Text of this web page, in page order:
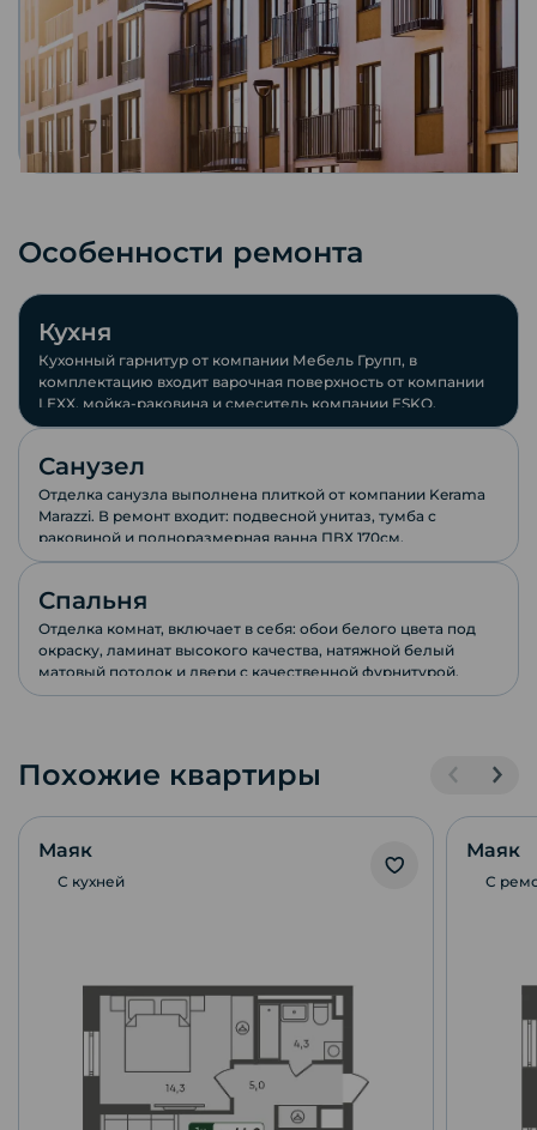
Особенности ремонта
Кухня
Кухонный гарнитур от компании Мебель Групп, в
комплектацию входит варочная поверхность от компании
LEXX, мойка-раковина и смеситель компании ESKO.
Санузел
Отделка санузла выполнена плиткой от компании Keramа
Marazzi. В ремонт входит: подвесной унитаз, тумба с
раковиной и полноразмерная ванна ПВХ 170см.
Спальня
Отделка комнат, включает в себя: обои белого цвета под
окраску, ламинат высокого качества, натяжной белый
матовый потолок и двери с качественной фурнитурой.
Похожие квартиры
Маяк
С кухней
Маяк
С